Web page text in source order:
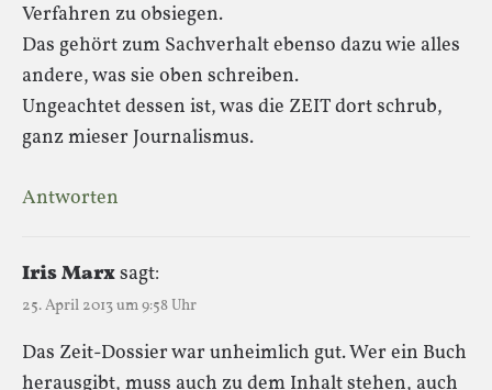
Verfahren zu obsiegen.
Das gehört zum Sachverhalt ebenso dazu wie alles
andere, was sie oben schreiben.
Ungeachtet dessen ist, was die ZEIT dort schrub,
ganz mieser Journalismus.
Antworten
Iris Marxsagt:
25. April 2013 um 9:58 Uhr
Das Zeit-Dossier war unheimlich gut. Wer ein Buch
herausgibt, muss auch zu dem Inhalt stehen, auch